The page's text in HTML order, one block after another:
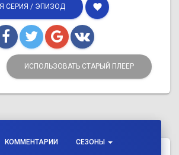
СЕРИЯ / ЭПИЗОД favorite
ИСПОЛЬЗОВАТЬ СТАРЫЙ ПЛЕЕР
КОММЕНТАРИИ СЕЗОНЫ